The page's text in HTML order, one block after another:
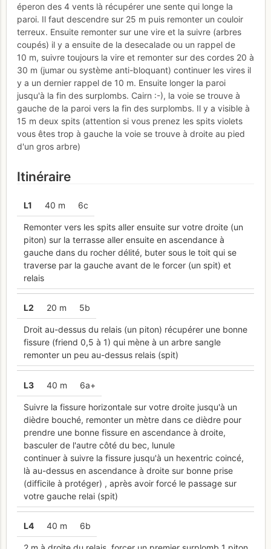
éperon des 4 vents là récupérer une sente qui longe la
paroi. Il faut descendre sur 25 m puis remonter un couloir
terreux. Ensuite remonter sur une vire et la suivre (arbres
coupés) il y a ensuite de la desecalade ou un rappel de
10 m, suivre toujours la vire et remonter sur des cordes 20 à
30 m (jumar ou système anti-bloquant) continuer les vires il
y a un dernier rappel de 10 m. Ensuite longer la paroi
jusqu'à la fin des surplombs. Cairn :-), la voie se trouve à
gauche de la paroi vers la fin des surplombs. Il y a visible à
15 m deux spits (attention si vous prenez les spits violets
vous êtes trop à gauche la voie se trouve à droite au pied
d'un gros arbre)
Itinéraire
L1 40 m 6c
Remonter vers les spits aller ensuite sur votre droite (un
piton) sur la terrasse aller ensuite en ascendance à
gauche dans du rocher délité, buter sous le toit qui se
traverse par la gauche avant de le forcer (un spit) et
relais
L2 20 m 5b
Droit au-dessus du relais (un piton) récupérer une bonne
fissure (friend 0,5 à 1) qui mène à un arbre sangle
remonter un peu au-dessus relais (spit)
L3 40 m 6a+
Suivre la fissure horizontale sur votre droite jusqu'à un
dièdre bouché, remonter un mètre dans ce dièdre pour
prendre une bonne fissure en ascendance à droite,
basculer de l'autre côté du bec, lunule
continuer à suivre la fissure jusqu'à un hexentric coincé,
là au-dessus en ascendance à droite sur bonne prise
(difficile à protéger) , après avoir forcé le passage sur
votre gauche relai (spit)
L4 40 m 6b